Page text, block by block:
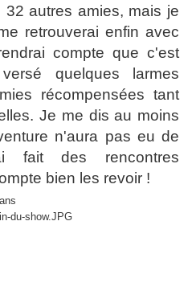
autres amies, mais je
retrouverai enfin avec
compte que c'est
quelques larmes
récompensées tant
Je me dis au moins
n'aura pas eu de
fait des rencontres
bien les revoir !